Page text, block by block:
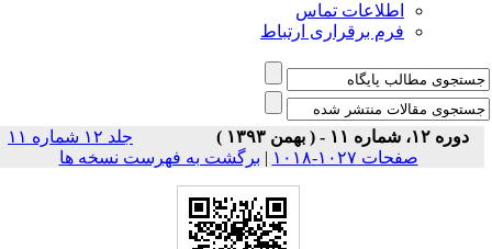
اطلاعات تماس
فرم برقراری ارتباط
دوره ۱۲، شماره ۱۱ - ( بهمن ۱۳۹۳ )
جلد ۱۲ شماره ۱۱
صفحات ۱۰۲۷-۱۰۱۸
| برگشت به فهرست نسخه ها